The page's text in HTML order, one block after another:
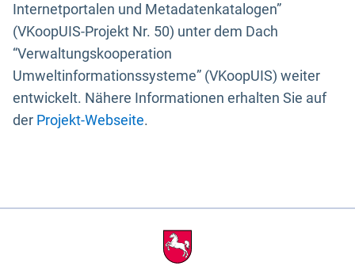
Internetportalen und Metadatenkatalogen”
(VKoopUIS-Projekt Nr. 50) unter dem Dach
“Verwaltungskooperation
Umweltinformationssysteme” (VKoopUIS) weiter
entwickelt. Nähere Informationen erhalten Sie auf
der Projekt-Webseite.